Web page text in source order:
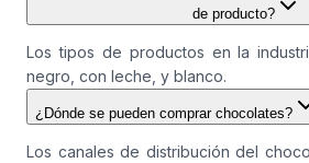
de producto?
Los tipos de productos en la
negro, con leche, y blanco.
¿Dónde se pueden comprar chocolates?
Los canales de distribución del